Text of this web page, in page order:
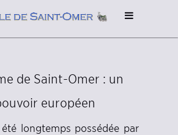
de Saint-Omer : un
européen
longtemps possédée par